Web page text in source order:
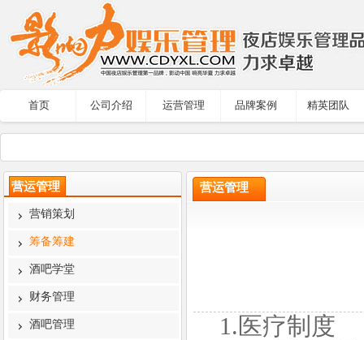
首页 公司介绍 运营管理 品牌案例 精英团队
营运管理
营销策划
筹备筹建
酒吧学堂
财务管理
酒吧管理
营运管理
1.医疗制度